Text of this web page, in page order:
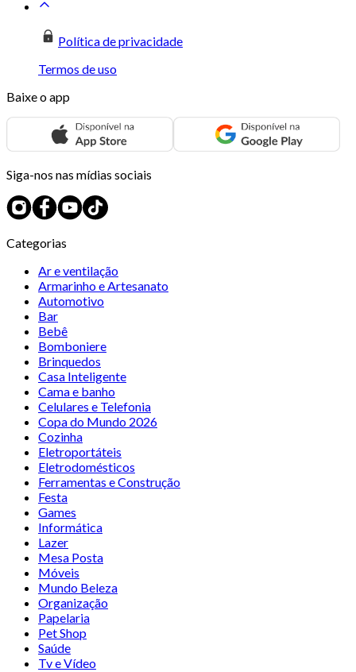
Política de privacidade
Termos de uso
Baixe o app
Siga-nos nas mídias sociais
Categorias
Ar e ventilação
Armarinho e Artesanato
Automotivo
Bar
Bebê
Bomboniere
Brinquedos
Casa Inteligente
Cama e banho
Celulares e Telefonia
Copa do Mundo 2026
Cozinha
Eletroportáteis
Eletrodomésticos
Ferramentas e Construção
Festa
Games
Informática
Lazer
Mesa Posta
Móveis
Mundo Beleza
Organização
Papelaria
Pet Shop
Saúde
Tv e Vídeo